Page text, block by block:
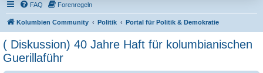
FAQ Forenregeln
Kolumbien Community Politik Portal für Politik & Demokratie
( Diskussion) 40 Jahre Haft für kolumbianischen
Guerillaführ